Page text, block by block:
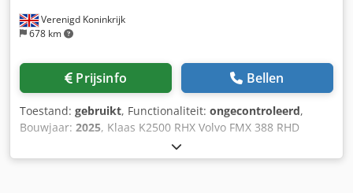
Verenigd Koninkrijk
678 km
Prijsinfo Bellen
Toestand: gebruikt, Functionaliteit: ongecontroleerd,
Bouwjaar: 2025, Klaas K2500 RHX Volvo FMX 388 RHD
Truckkraan (2025) Maximale capaciteit 9 ton, gieklengte 59
m – voor verdere technische specificaties zie het